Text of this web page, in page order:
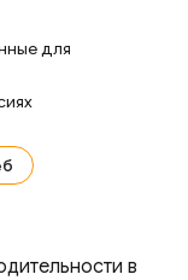
для
в